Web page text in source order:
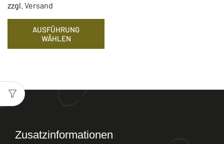
zzgl. Versand
AUSFÜHRUNG
WÄHLEN
Zusatzinformationen